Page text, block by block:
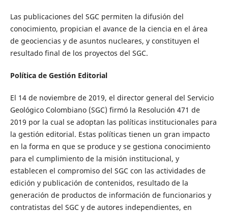
Las publicaciones del SGC permiten la difusión del
conocimiento, propician el avance de la ciencia en el área
de geociencias y de asuntos nucleares, y constituyen el
resultado final de los proyectos del SGC.
Política de Gestión Editorial
El 14 de noviembre de 2019, el director general del Servicio
Geológico Colombiano (SGC) firmó la Resolución 471 de
2019 por la cual se adoptan las políticas institucionales para
la gestión editorial. Estas políticas tienen un gran impacto
en la forma en que se produce y se gestiona conocimiento
para el cumplimiento de la misión institucional, y
establecen el compromiso del SGC con las actividades de
edición y publicación de contenidos, resultado de la
generación de productos de información de funcionarios y
contratistas del SGC y de autores independientes, en